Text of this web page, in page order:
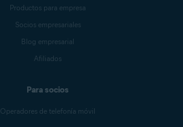
Productos para empresa
Socios empresariales
Blog empresarial
Afiliados
Para socios
Operadores de telefonía móvil